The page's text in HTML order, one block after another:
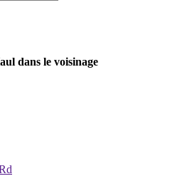
dans le voisinage